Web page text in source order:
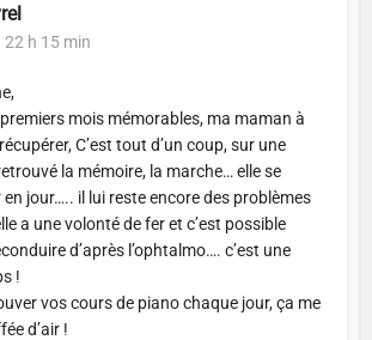
h 15 min
mois mémorables, ma maman à
C’est tout d’un coup, sur une
la mémoire, la marche… elle se
jour….. il lui reste encore des problèmes
a une volonté de fer et c’est possible
d’après l’ophtalmo…. c’est une
!
vos cours de piano chaque jour, ça me
d’air !